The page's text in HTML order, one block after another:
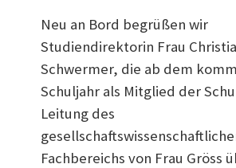
Neu an Bord begrüßen wir
Studiendirektorin Frau
Schwermer, die ab dem
Schuljahr als Mitglied der
Leitung des
Fachbereichs von Frau Gröss